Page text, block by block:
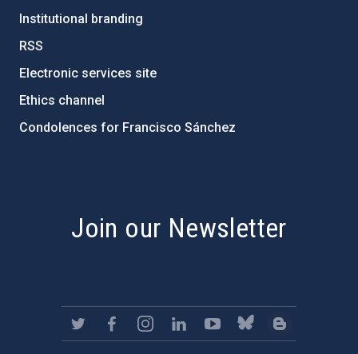
Institutional branding
RSS
Electronic services site
Ethics channel
Condolences for Francisco Sánchez
Join our Newsletter